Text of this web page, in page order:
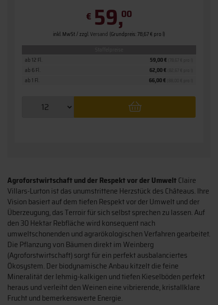
€ 59,00
inkl. MwSt. / zzgl.Versand (Grundpreis: 78,67 € pro l)
ab 1 Fl. 66,00 €
ab 6 Fl. 62,00 €
ab 12 Fl. 59,00 €
Agroforstwirtschaft und der Respekt vor der Umwelt Claire
Villars-Lurton ist das unumstrittene Herzstück des Châteaus. Ihre
Vision basiert auf dem tiefen Respekt vor der Umwelt und der
Überzeugung, das Terroir für sich selbst sprechen zu lassen. Auf
den 30 Hektar Rebfläche wird konsequent nach
umweltschonenden und agrarökologischen Verfahren gearbeitet.
Die Pflanzung von Bäumen direkt im Weinberg
(Agroforstwirtschaft) sorgt für ein perfekt ausbalanciertes
Ökosystem. Der biodynamische Anbau kitzelt die feine
Mineralität der lehmig-kalkigen und tiefen Kieselböden perfekt
heraus und verleiht den Weinen eine vibrierende, kristallklare
Frucht und bemerkenswerte Energie.